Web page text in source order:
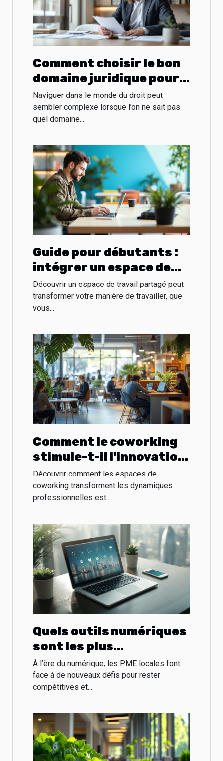
Comment choisir le bon
domaine juridique pour
votre affaire ?
Naviguer dans le monde du droit peut
sembler complexe lorsque l’on ne sait pas
quel domaine...
Guide pour débutants :
intégrer un espace de
travail partagé
efficacement
Découvrir un espace de travail partagé peut
transformer votre manière de travailler, que
vous...
Comment le coworking
stimule-t-il l'innovation
et le réseau
professionnel ?
Découvrir comment les espaces de
coworking transforment les dynamiques
professionnelles est...
Quels outils numériques
sont les plus
performants pour les
PME locales ?
À l’ère du numérique, les PME locales font
face à de nouveaux défis pour rester
compétitives et...